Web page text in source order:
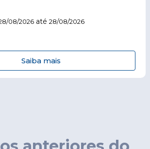
08/2026até 28/08/2026
Saiba mais